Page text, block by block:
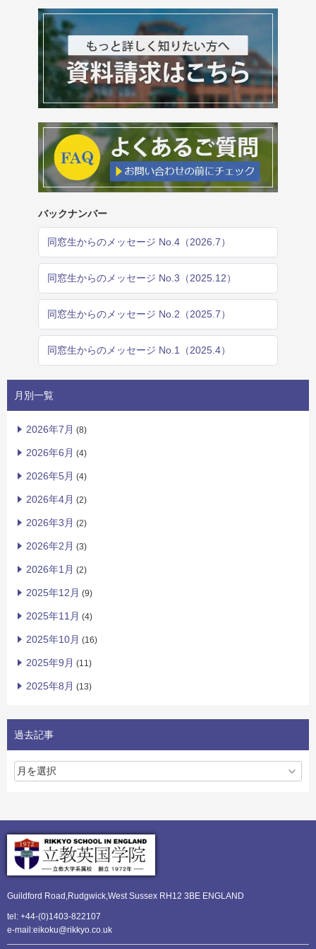
バックナンバー
同窓生からのメッセージ No.4（2026.7）
同窓生からのメッセージ No.3（2025.12）
同窓生からのメッセージ No.2（2025.7）
同窓生からのメッセージ No.1（2025.4）
月別一覧
2026年7月 (8)
2026年6月 (4)
2026年5月 (4)
2026年4月 (2)
2026年3月 (2)
2026年2月 (3)
2026年1月 (2)
2025年12月 (9)
2025年11月 (4)
2025年10月 (16)
2025年9月 (11)
2025年8月 (13)
過去記事
Guildford Road,Rudgwick,West Sussex RH12 3BE ENGLAND
tel: +44-(0)1403-822107
e-mail:eikoku@rikkyo.co.uk